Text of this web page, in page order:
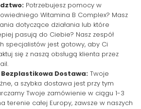
Potrzebujesz pomocy w
Witamina B Complex? Masz
dotyczące działania lub które
pasują do Ciebie? Nasz zespół
specjalistów jest gotowy, aby Ci
się z naszą obsługą klienta przez
Bezplastikowa Dostawa: Twoje
a szybka dostawa jest przy tym
Twoje zamówienie w ciągu 1-3
terenie całej Europy, zawsze w naszych